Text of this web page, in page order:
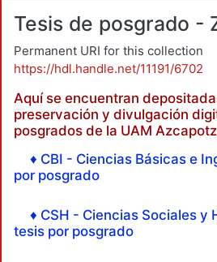
Tesis de posgrado -
Permanent URI for this collection
https://hdl.handle.net/11191/6702
Aquí se encuentran
preservación y divulgación
posgrados de la UAM
♦ CBI - Ciencias Básicas e
por posgrado
♦ CSH - Ciencias Sociales y
tesis por posgrado